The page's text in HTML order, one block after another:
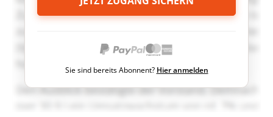
Sie sind bereits Abonnent? Hier anmelden